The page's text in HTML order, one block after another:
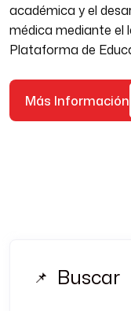
académica y el
médica mediante el
Plataforma de
Más Información
Buscar